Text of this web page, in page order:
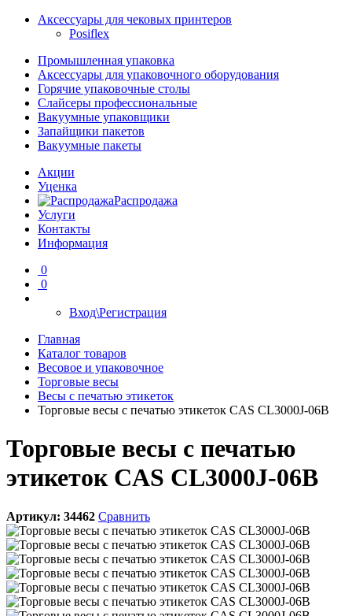
Аксессуары для чековых принтеров
Posiflex
Промышленная упаковка
Аксессуары для упаковочного оборудования
Горячие упаковочные столы
Слайсеры профессиональные
Вакуумные упаковщики
Запайщики пакетов
Вакуумные пакеты
Акции
Уценка
Распродажа
Услуги
Контакты
Информация
0
0
Вход\Регистрация
Главная
Каталог товаров
Весовое и упаковочное
Торговые весы
Весы с печатью этикеток
Торговые весы с печатью этикеток CAS CL3000J-06B
Торговые весы с печатью
этикеток CAS CL3000J-06B
Артикул: 34462 Сравнить